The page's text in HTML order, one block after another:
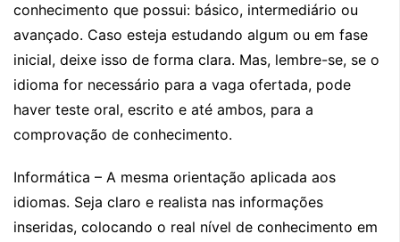
conhecimento que possui: básico, intermediário ou
avançado. Caso esteja estudando algum ou em fase
inicial, deixe isso de forma clara. Mas, lembre-se, se o
idioma for necessário para a vaga ofertada, pode
haver teste oral, escrito e até ambos, para a
comprovação de conhecimento.
Informática – A mesma orientação aplicada aos
idiomas. Seja claro e realista nas informações
inseridas, colocando o real nível de conhecimento em